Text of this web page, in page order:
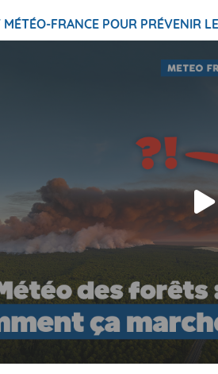
MÉTÉO-FRANCE POUR PRÉVENIR